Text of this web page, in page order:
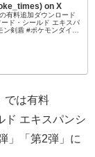
on X
有料追加ダウンロード
ド・シールド エキスパ
剣盾 #ポケモンダイレ
では有料
ド エキスパンシ
」「第2弾」に